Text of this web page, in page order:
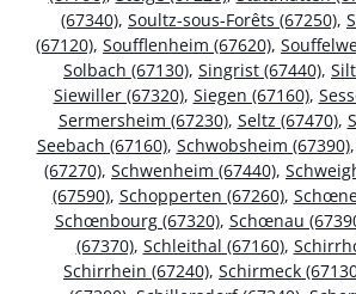
(67340), Soultz-sous-Forêts (67250),
(67120), Soufflenheim (67620),
Solbach (67130), Singrist (67440),
Siewiller (67320), Siegen (67160),
Sermersheim (67230), Seltz (67470),
Seebach (67160), Schwobsheim (67390),
(67270), Schwenheim (67440),
(67590), Schopperten (67260),
Schœnbourg (67320), Schœnau
(67370), Schleithal (67160),
Schirrhein (67240), Schirmeck